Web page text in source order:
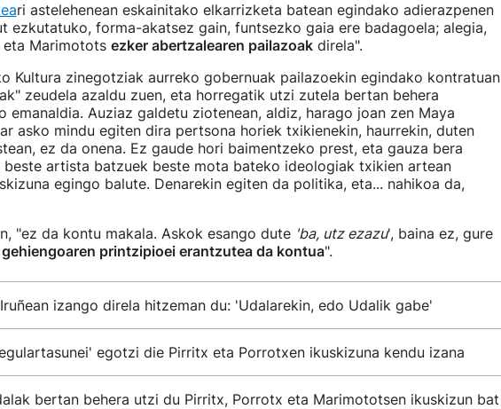
ri astelehenean eskainitako elkarrizketa batean egindako adierazpenen
ezkutatuko, forma-akatsez gain, funtsezko gaia ere badagoela; alegia,
Marimotots ezker abertzalearen pailazoakdirela".
Kultura zinegotziak aurreko gobernuak pailazoekin egindako kontratuan
zeudela azaldu zuen, eta horregatik utzi zutela bertan behera
emanaldia. Auziaz galdetu ziotenean, aldiz, harago joan zen Maya
asko mindu egiten dira pertsona horiek txikienekin, haurrekin, duten
ez da onena. Ez gaude hori baimentzeko prest, eta gauza bera
beste artista batzuek beste mota bateko ideologiak txikien artean
egingo balute. Denarekin egiten da politika, eta... nahikoa da,
"ez da kontu makala. Askok esango dute 'ba, utz ezazu', baina ez, gure
printzipioei erantzutea da kontua".
izango direla hitzeman du: 'Udalarekin, edo Udalik gabe'
egotzi die Pirritx eta Porrotxen ikuskizuna kendu izana
bertan behera utzi du Pirritx, Porrotx eta Marimototsen ikuskizun bat